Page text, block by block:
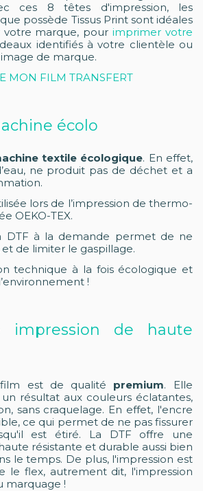
ces 8 têtes d'impression, les
possède Tissus Print sont idéales
votre marque, pour imprimer votre
identifiés à votre clientèle ou
de marque.
MON FILM TRANSFERT
écolo
textile écologique. En effet,
ne produit pas de déchet et a
lors de l’impression de thermo-
OEKO-TEX.
DTF à la demande permet de ne
de limiter le gaspillage.
technique à la fois écologique et
!
impression de haute
film est de qualité premium. Elle
résultat aux couleurs éclatantes,
sans craquelage. En effet, l'encre
ce qui permet de ne pas fissurer
est étiré. La DTF offre une
résistante et durable aussi bien
le temps. De plus, l'impression est
le flex, autrement dit, l'impression
marquage !